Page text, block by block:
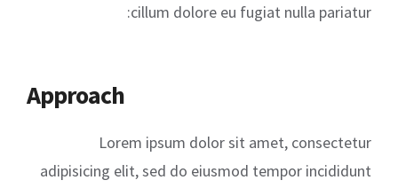
cillum dolore eu fugiat nulla pariatur:
Approach
Lorem ipsum dolor sit amet, consectetur
adipisicing elit, sed do eiusmod tempor incididunt